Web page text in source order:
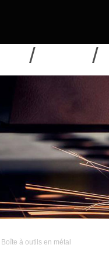
Boîte à outils en métal